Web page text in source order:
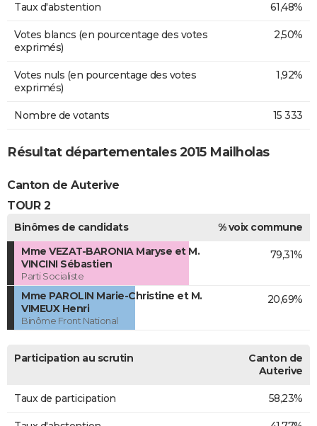
Taux d'abstention 61,48%
Votes blancs (en pourcentage des votes
exprimés)
2,50%
Votes nuls (en pourcentage des votes
exprimés)
1,92%
Nombre de votants 15 333
Résultat départementales 2015 Mailholas
Canton de Auterive
TOUR 2
Binômes de candidats
% voix commune
Mme VEZAT-BARONIA Maryse et M.
VINCINI Sébastien
Parti Socialiste
79,31%
Mme PAROLIN Marie-Christine et M.
VIMEUX Henri
Binôme Front National
20,69%
Participation au scrutin
Canton de
Auterive
Taux de participation 58,23%